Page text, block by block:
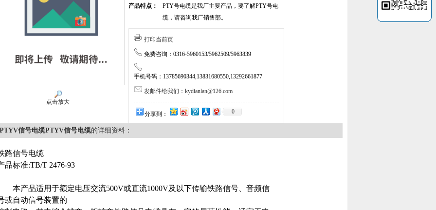
点击放大
产品特点：
PTY号电缆是我厂主要产品，要了解PTY号电
缆，请咨询我厂销售部。
打印当前页
免费咨询：0316-5960153/5962509/5963839
手机号码：13785690344,13831680550,13292661877
发邮件给我们：kydianlan@126.com
分享到： 0
PTYV信号电缆PTYV信号电缆的详细资料：
路信号电缆
品标准:TB/T 2476-93
产品适用于额定电压交流500V或直流1000V及以下传输铁路信号、音频信
或自动信号装置的